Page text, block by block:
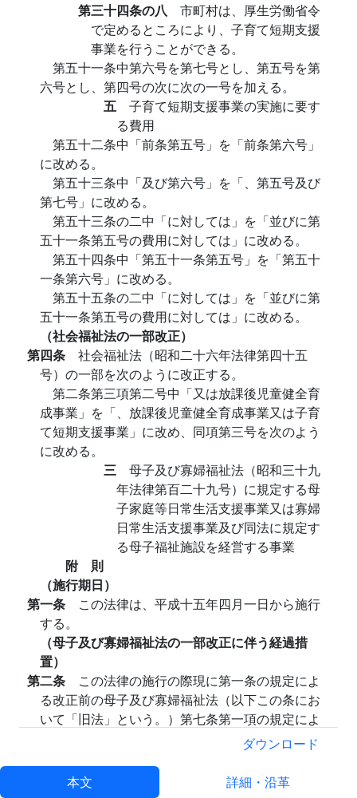
第三十四条の八 市町村は、厚生労働省令
で定めるところにより、子育て短期支援
事業を行うことができる。
第五十一条中第六号を第七号とし、第五号を第
六号とし、第四号の次に次の一号を加える。
五 子育て短期支援事業の実施に要す
る費用
第五十二条中「前条第五号」を「前条第六号」
に改める。
第五十三条中「及び第六号」を「、第五号及び
第七号」に改める。
第五十三条の二中「に対しては」を「並びに第
五十一条第五号の費用に対しては」に改める。
第五十四条中「第五十一条第五号」を「第五十
一条第六号」に改める。
第五十五条の二中「に対しては」を「並びに第
五十一条第五号の費用に対しては」に改める。
（社会福祉法の一部改正）
第四条 社会福祉法（昭和二十六年法律第四十五
号）の一部を次のように改正する。
第二条第三項第二号中「又は放課後児童健全育
成事業」を「、放課後児童健全育成事業又は子育
て短期支援事業」に改め、同項第三号を次のよう
に改める。
三 母子及び寡婦福祉法（昭和三十九
年法律第百二十九号）に規定する母
子家庭等日常生活支援事業又は寡婦
日常生活支援事業及び同法に規定す
る母子福祉施設を経営する事業
附 則
（施行期日）
第一条 この法律は、平成十五年四月一日から施行
する。
（母子及び寡婦福祉法の一部改正に伴う経過措
置）
第二条 この法律の施行の際現に第一条の規定によ
る改正前の母子及び寡婦福祉法（以下この条にお
いて「旧法」という。）第七条第一項の規定によ
り委嘱されている母子相談員は、第一条の規定に
よる改正後の母子及び寡婦福祉法（以下この条に
おいて「新法」という。）第八条第一項の規定に
ダウンロード
本文 詳細・沿革